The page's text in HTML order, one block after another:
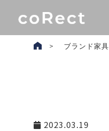
ブランド家具
2023.03.19